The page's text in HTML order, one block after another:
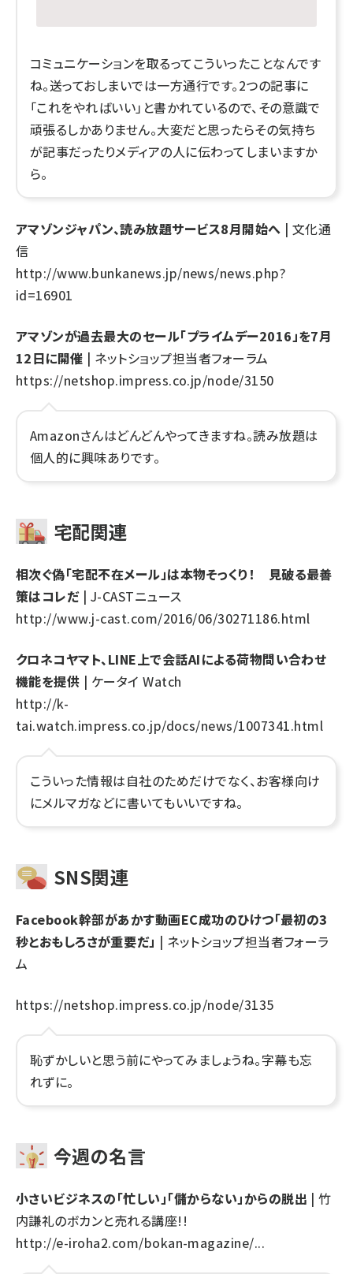
コミュニケーションを取るってこういったことなんです
ね。送っておしまいでは一方通行です。2つの記事に
「これをやればいい」と書かれているので、その意識で
頑張るしかありません。大変だと思ったらその気持ち
が記事だったりメディアの人に伝わってしまいますか
ら。
アマゾンジャパン、読み放題サービス8月開始へ | 文化通
信
http://www.bunkanews.jp/news/news.php?
id=16901
アマゾンが過去最大のセール「プライムデー2016」を7月
12日に開催 | ネットショップ担当者フォーラム
https://netshop.impress.co.jp/node/3150
Amazonさんはどんどんやってきますね。読み放題は
個人的に興味ありです。
宅配関連
相次ぐ偽「宅配不在メール」は本物そっくり！ 見破る最善
策はコレだ| J-CASTニュース
http://www.j-cast.com/2016/06/30271186.html
クロネコヤマト、LINE上で会話AIによる荷物問い合わせ
機能を提供 | ケータイ Watch
http://k-
tai.watch.impress.co.jp/docs/news/1007341.html
こういった情報は自社のためだけでなく、お客様向け
にメルマガなどに書いてもいいですね。
SNS関連
Facebook幹部があかす動画EC成功のひけつ「最初の3
秒とおもしろさが重要だ」 | ネットショップ担当者フォーラ
ム
https://netshop.impress.co.jp/node/3135
恥ずかしいと思う前にやってみましょうね。字幕も忘
れずに。
今週の名言
小さいビジネスの「忙しい」「儲からない」からの脱出 | 竹
内謙礼のボカンと売れる講座!!
http://e-iroha2.com/bokan-magazine/...